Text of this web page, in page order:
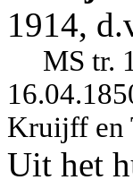
1914,
MS tr.
Kruijff en
Uit het